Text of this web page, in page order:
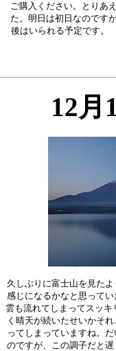
ご購入ください。とりあ
た。明日は初日なのです
12月
久しぶりに富士山を見た
感じになるかなと思って
雲も流れてしまってスッ
く晴天が続いたせいかそ
ってしまっていますね。
のですが、この調子だと